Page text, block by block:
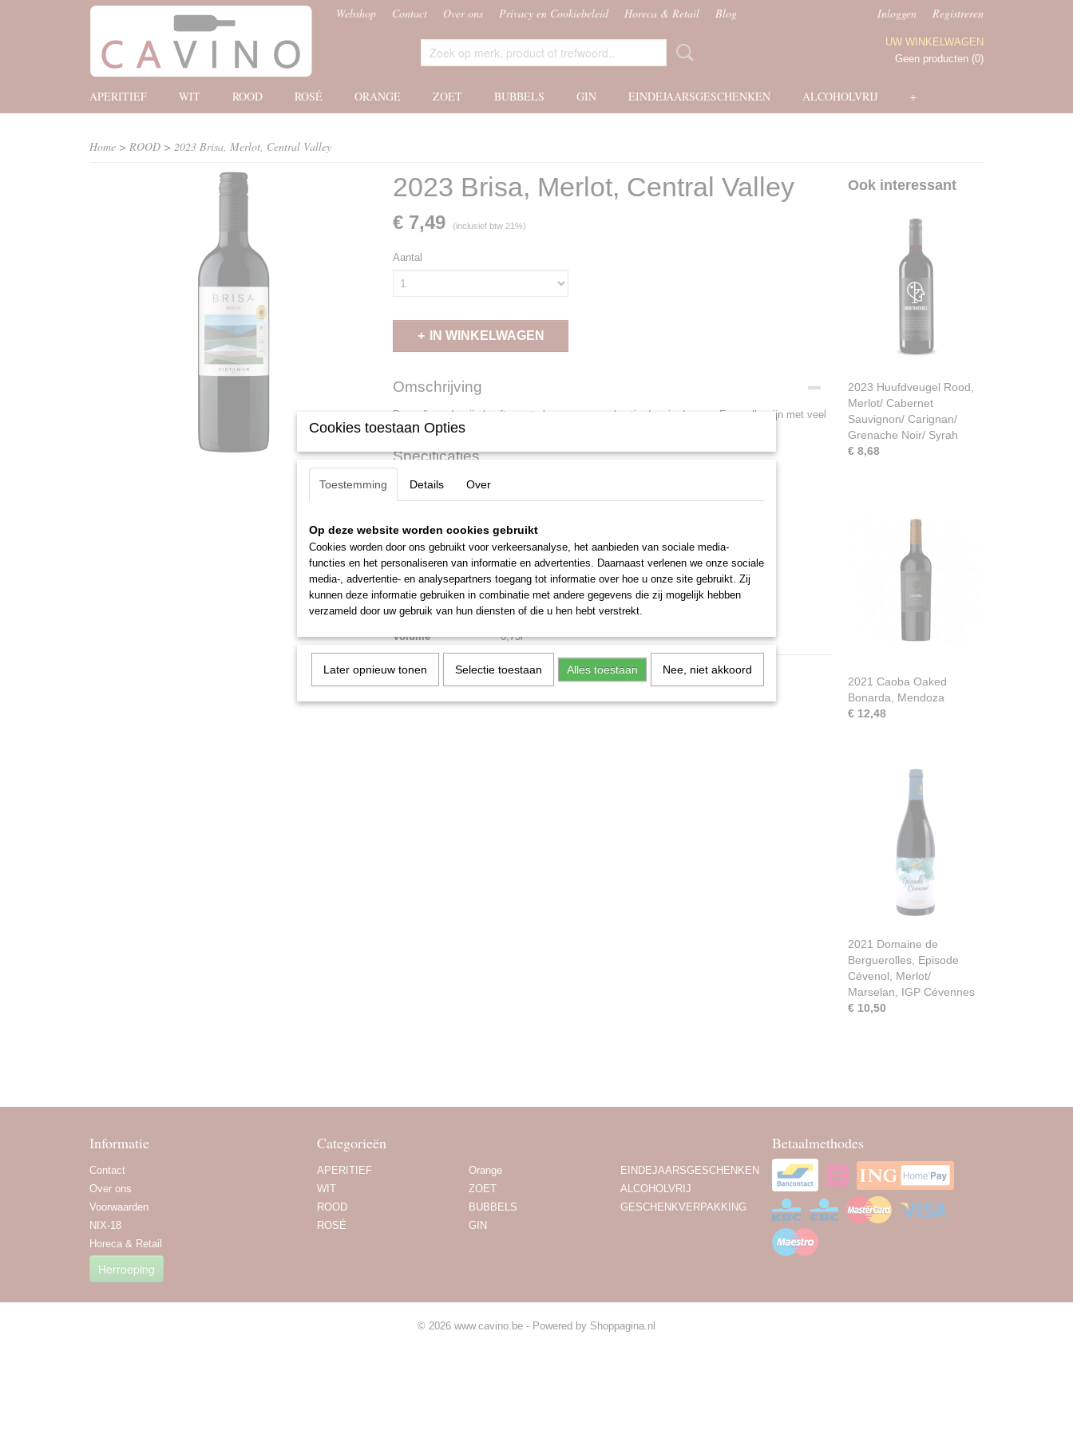
Webshop Contact Over ons Privacy en Cookiebeleid Horeca & Retail Blog Inloggen Registreren
UW WINKELWAGEN
Geen producten (0)
APERITIEF WIT ROOD ROSÉ ORANGE ZOET BUBBELS GIN EINDEJAARSGESCHENKEN ALCOHOLVRIJ +
Home > ROOD > 2023 Brisa, Merlot, Central Valley
2023 Brisa, Merlot, Central Valley
€ 7,49 (inclusief btw 21%)
Aantal
IN WINKELWAGEN
Omschrijving
Deze dieprode wijn heeft zwarte bessen en een beetje drop in de geur. Een volle wijn met veel
jong fruit, soepele tannine en een aangename afdronk.
Specificaties
Land
DruivensoortMerlot
VinificatieInox vaten
Lekker bijPasta’s, Pizza
AfsluitingSchroefdop
Volume0,75l
Ook interessant
2023 Huufdveugel Rood,
Merlot/ Cabernet
Sauvignon/ Carignan/
Grenache Noir/ Syrah
€ 8,68
2021 Caoba Oaked
Bonarda, Mendoza
€ 12,48
2021 Domaine de
Berguerolles, Episode
Cévenol, Merlot/
Marselan, IGP Cévennes
€ 10,50
Informatie
Contact
Over ons
Voorwaarden
NIX-18
Horeca & Retail
Herroeping
Categorieën
APERITIEF
WIT
ROOD
ROSÉ
Orange
ZOET
BUBBELS
GIN
EINDEJAARSGESCHENKEN
ALCOHOLVRIJ
GESCHENKVERPAKKING
Betaalmethodes
© 2026 www.cavino.be - Powered by Shoppagina.nl
Cookies toestaan Opties
Toestemming Details Over
Op deze website worden cookies gebruikt
Cookies worden door ons gebruikt voor verkeersanalyse, het aanbieden van sociale media-
functies en het personaliseren van informatie en advertenties. Daarnaast verlenen we onze sociale
media-, advertentie- en analysepartners toegang tot informatie over hoe u onze site gebruikt. Zij
kunnen deze informatie gebruiken in combinatie met andere gegevens die zij mogelijk hebben
verzameld door uw gebruik van hun diensten of die u hen hebt verstrekt.
Later opnieuw tonen Selectie toestaan Alles toestaan Nee, niet akkoord